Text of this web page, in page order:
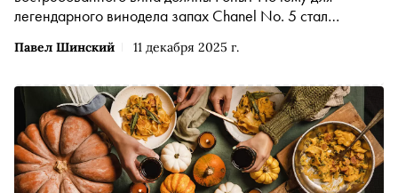
Павел Шинский 11 декабря 2025 г.
легендарного винодела запах Chanel No. 5 стал
прятаться от клиентов в придорожных канавах помогает
фотохудожник, генеральный директор CCI France Russie
и основатель «Винного атласа России» — рассказывает
историю недавно ушедшего Эммануэля Рейно и его
семьи, доказавших, что настоящее величие требует
тишины, смелости нарушать правила и лёгкого безумия